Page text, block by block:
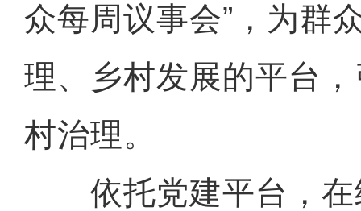
众每周议事会”，为群
理、乡村发展的平台
村治理。
依托党建平台，在